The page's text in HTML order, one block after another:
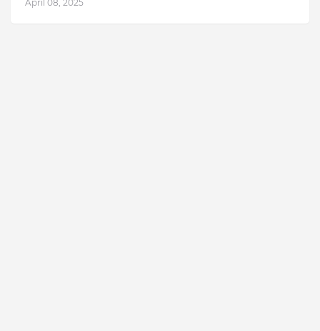
April 08, 2025